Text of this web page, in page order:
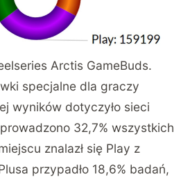
Arctis GameBuds.
specjalne dla graczy
wyników dotyczyło sieci
32,7% wszystkich
znalazł się Play z
przypadło 18,6% badań,